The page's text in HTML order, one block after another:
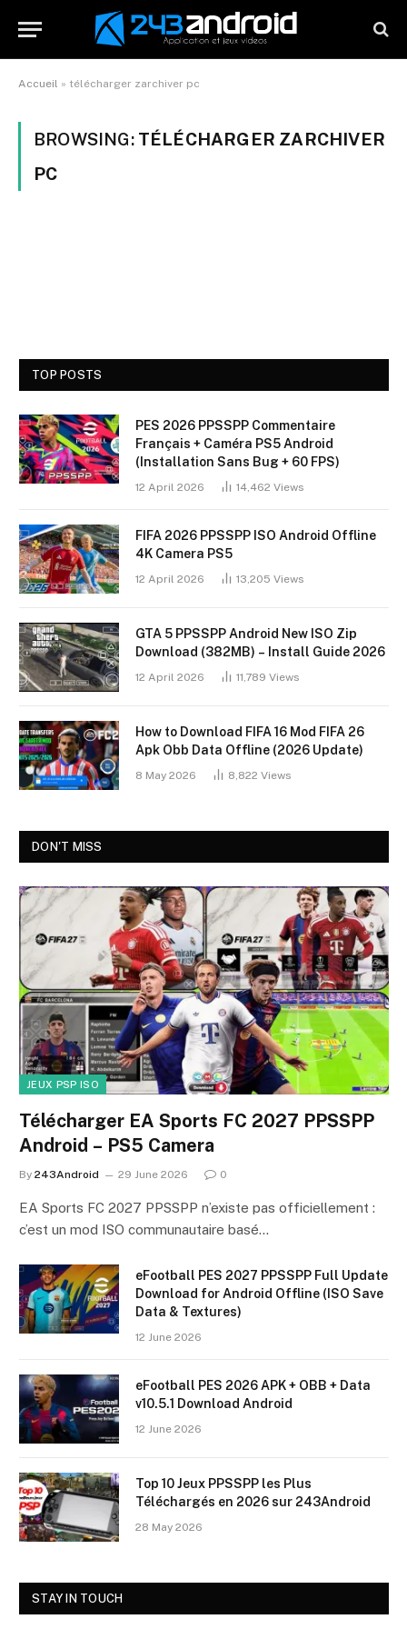
Accueil » télécharger zarchiver pc
BROWSING: TÉLÉCHARGER ZARCHIVER
PC
TOP POSTS
PES 2026 PPSSPP Commentaire
Français + Caméra PS5 Android
(Installation Sans Bug + 60 FPS)
12 April 2026 14,462 Views
FIFA 2026 PPSSPP ISO Android Offline
4K Camera PS5
12 April 2026 13,205 Views
GTA 5 PPSSPP Android New ISO Zip
Download (382MB) – Install Guide 2026
12 April 2026 11,789 Views
How to Download FIFA 16 Mod FIFA 26
Apk Obb Data Offline (2026 Update)
8 May 2026 8,822 Views
DON'T MISS
JEUX PSP ISO
Télécharger EA Sports FC 2027 PPSSPP
Android – PS5 Camera
By 243Android 29 June 2026 0
EA Sports FC 2027 PPSSPP n’existe pas officiellement :
c’est un mod ISO communautaire basé…
eFootball PES 2027 PPSSPP Full Update
Download for Android Offline (ISO Save
Data & Textures)
12 June 2026
eFootball PES 2026 APK + OBB + Data
v10.5.1 Download Android
12 June 2026
Top 10 Jeux PPSSPP les Plus
Téléchargés en 2026 sur 243Android
28 May 2026
STAY IN TOUCH